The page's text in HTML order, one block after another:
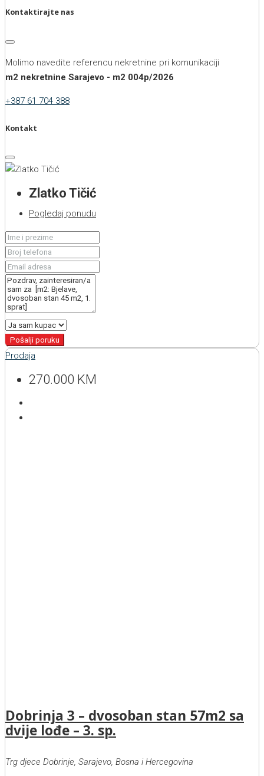
Kontaktirajte nas
Molimo navedite referencu nekretnine pri komunikaciji
m2 nekretnine Sarajevo - m2 004p/2026
+387 61 704 388
Kontakt
Zlatko Tičić
Pogledaj ponudu
Pošalji poruku
Prodaja
270.000 KM
Dobrinja 3 – dvosoban stan 57m2 sa
dvije lođe – 3. sp.
Trg djece Dobrinje, Sarajevo, Bosna i Hercegovina